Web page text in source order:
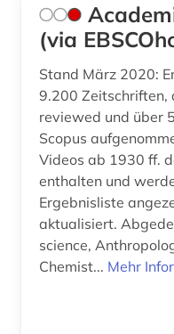
chemie (5)
china (4)
choral (2)
chorgestühl (1)
christen (1)
(via
Stand März 2020:
9.200 Zeitschriften,
reviewed und über
Scopus
Videos ab 1930 ff.
enthalten und
Ergebnisliste
aktualisiert. Abgedeckte Disziplinen: Animal
science,
Chemist... Mehr